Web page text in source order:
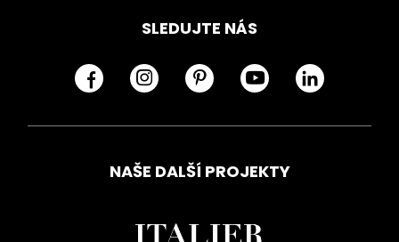
SLEDUJTE NÁS
NAŠE DALŠÍ PROJEKTY